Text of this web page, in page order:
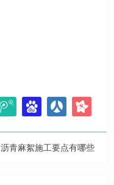
沥青麻絮施工要点有哪些